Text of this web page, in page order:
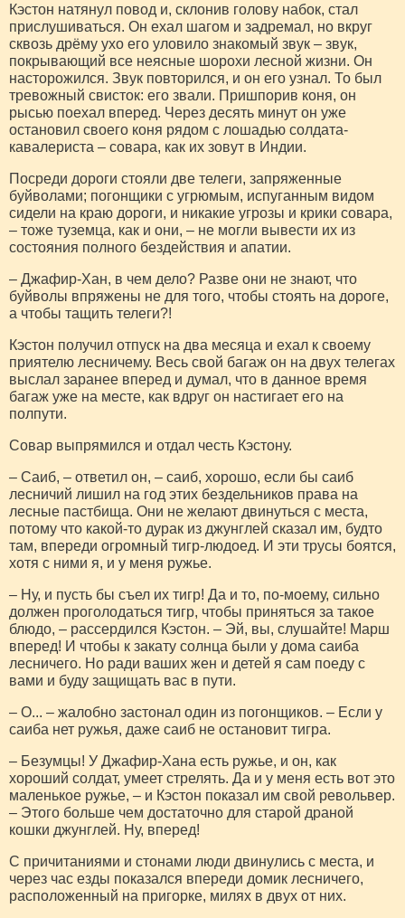
Кэстон натянул повод и, склонив голову набок, стал
прислушиваться. Он ехал шагом и задремал, но вкруг
сквозь дрёму ухо его уловило знакомый звук – звук,
покрывающий все неясные шорохи лесной жизни. Он
насторожился. Звук повторился, и он его узнал. То был
тревожный свисток: его звали. Пришпорив коня, он
рысью поехал вперед. Через десять минут он уже
остановил своего коня рядом с лошадью солдата-
кавалериста – совара, как их зовут в Индии.
Посреди дороги стояли две телеги, запряженные
буйволами; погонщики с угрюмым, испуганным видом
сидели на краю дороги, и никакие угрозы и крики совара,
– тоже туземца, как и они, – не могли вывести их из
состояния полного бездействия и апатии.
– Джафир-Хан, в чем дело? Разве они не знают, что
буйволы впряжены не для того, чтобы стоять на дороге,
а чтобы тащить телеги?!
Кэстон получил отпуск на два месяца и ехал к своему
приятелю лесничему. Весь свой багаж он на двух телегах
выслал заранее вперед и думал, что в данное время
багаж уже на месте, как вдруг он настигает его на
полпути.
Совар выпрямился и отдал честь Кэстону.
– Саиб, – ответил он, – саиб, хорошо, если бы саиб
лесничий лишил на год этих бездельников права на
лесные пастбища. Они не желают двинуться с места,
потому что какой-то дурак из джунглей сказал им, будто
там, впереди огромный тигр-людоед. И эти трусы боятся,
хотя с ними я, и у меня ружье.
– Ну, и пусть бы съел их тигр! Да и то, по-моему, сильно
должен проголодаться тигр, чтобы приняться за такое
блюдо, – рассердился Кэстон. – Эй, вы, слушайте! Марш
вперед! И чтобы к закату солнца были у дома саиба
лесничего. Но ради ваших жен и детей я сам поеду с
вами и буду защищать вас в пути.
– О... – жалобно застонал один из погонщиков. – Если у
саиба нет ружья, даже саиб не остановит тигра.
– Безумцы! У Джафир-Хана есть ружье, и он, как
хороший солдат, умеет стрелять. Да и у меня есть вот это
маленькое ружье, – и Кэстон показал им свой револьвер.
– Этого больше чем достаточно для старой драной
кошки джунглей. Ну, вперед!
С причитаниями и стонами люди двинулись с места, и
через час езды показался впереди домик лесничего,
расположенный на пригорке, милях в двух от них.